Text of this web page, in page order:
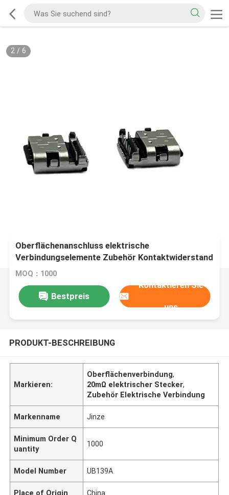
2/ 6
Oberflächenanschluss elektrische
Verbindungselemente Zubehör Kontaktwiderstand
20mΩ Max
MOQ：1000
Bestpreis
Kontaktieren Sie
uns
PRODUKT-BESCHREIBUNG
Markieren:
Oberflächenverbindung,
20mΩ elektrischer Stecker,
Zubehör Elektrische Verbindung
Markenname Jinze
Minimum Order Q
uantity
1000
Model Number UB139A
Place of Origin China